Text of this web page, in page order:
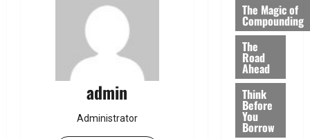
admin
Administrator
The Magic of
Compounding
The
Road
Ahead
Think
Before
You
Borrow